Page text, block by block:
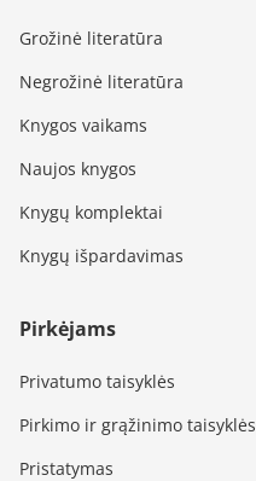
Grožinė literatūra
Negrožinė literatūra
Knygos vaikams
Naujos knygos
Knygų komplektai
Knygų išpardavimas
Pirkėjams
Privatumo taisyklės
Pirkimo ir grąžinimo taisyklės
Pristatymas